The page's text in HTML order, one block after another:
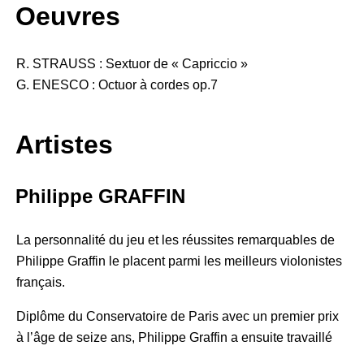
Oeuvres
R. STRAUSS : Sextuor de « Capriccio »
G. ENESCO : Octuor à cordes op.7
Artistes
Philippe GRAFFIN
La personnalité du jeu et les réussites remarquables de
Philippe Graffin le placent parmi les meilleurs violonistes
français.
Diplôme du Conservatoire de Paris avec un premier prix
à l’âge de seize ans, Philippe Graffin a ensuite travaillé